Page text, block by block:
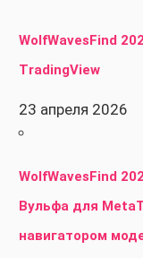
WolfWavesFind
TradingView
23 апреля 2026
WolfWavesFind
Вульфа для
навигатором